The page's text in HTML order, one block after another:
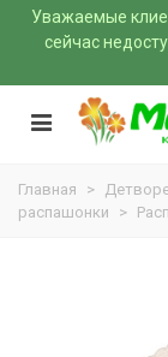
Уважаемые
сейчас
Главная >
распашонки
>